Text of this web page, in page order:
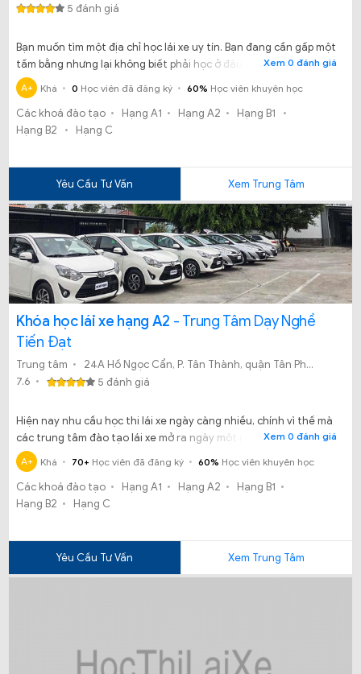
5 đánh giá
Bạn muốn tìm một địa chỉ học lái xe uy tín. Bạn đang cần gấp một
tấm bằng nhưng lại không biết phải học ở đâu. Đừng lo lắng
trung tâm đào tạo và sát hạch lái xe Thành phố Hồ Chí Minh sẽ
giải quyết những băn khoăn giúp bạn.
Xem 0 đánh giá
A+ Khá 0 Học viên đã đăng ký 60% Học viên khuyên học
Các khoá đào tạo Hạng A1 Hạng A2
Hạng B1
Hạng B2
Hạng C
Yêu Cầu Tư Vấn Xem Trung Tâm
Khóa học lái xe hạng A2 - Trung Tâm Dạy Nghề
Tiến Đạt
Trung tâm
24A Hồ Ngọc Cẩn, P. Tân Thành, quận Tân Phú, TP.HCM.
7.6
5 đánh giá
Hiện nay nhu cầu học thi lái xe ngày càng nhiều, chính vì thế mà
các trung tâm đào tạo lái xe mở ra ngày một nhiều hơn, song
song với điều đó thì chất lượng dạy học và độ uy tín của những
nơi đào tạo lái xe cũng là mối băn khoăn và lo lắng của rất nhiều
người khi đăng ký học lái xe. Thế nhưng bạn đã biết đến Trung
Tâm Dạy Nghề Tiến Đạt – một địa chỉ đào tạo lái xe uy tín?
Xem 0 đánh giá
A+ Khá 70+ Học viên đã đăng ký 60% Học viên khuyên học
Các khoá đào tạo Hạng A1 Hạng A2
Hạng B1
Hạng B2
Hạng C
Yêu Cầu Tư Vấn Xem Trung Tâm